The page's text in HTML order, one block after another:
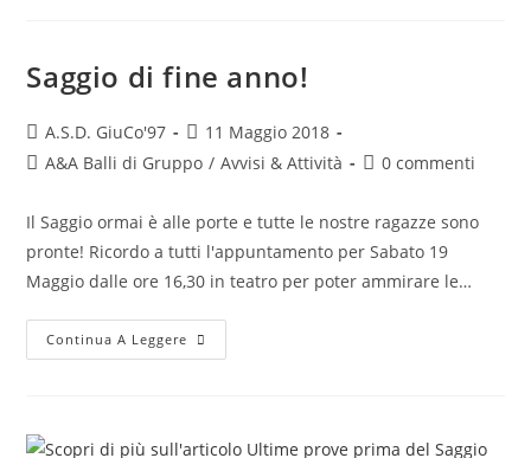
Saggio di fine anno!
A.S.D. GiuCo'97
11 Maggio 2018
A&A Balli di Gruppo / Avvisi & Attività 0 commenti
Il Saggio ormai è alle porte e tutte le nostre ragazze sono
pronte! Ricordo a tutti l'appuntamento per Sabato 19
Maggio dalle ore 16,30 in teatro per poter ammirare le…
Continua A Leggere